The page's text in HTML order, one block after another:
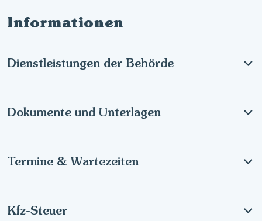
Informationen
Dienstleistungen der Behörde
Dokumente und Unterlagen
Termine & Wartezeiten
Kfz-Steuer